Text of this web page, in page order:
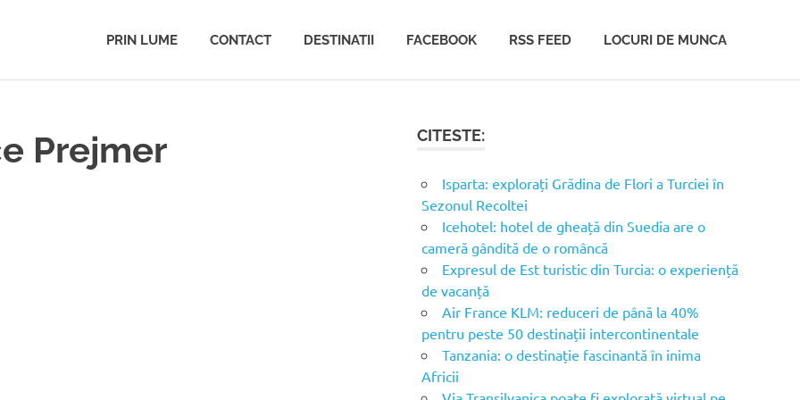
PRIN LUME CONTACT DESTINATII FACEBOOK RSS FEED LOCURI DE MUNCA
Prejmer CITESTE:
Isparta: explorați Grădina de Flori a Turciei în
Sezonul Recoltei
Icehotel: hotel de gheață din Suedia are o
cameră gândită de o româncă
Expresul de Est turistic din Turcia: o experiență
de vacanță
Air France KLM: reduceri de până la 40%
pentru peste 50 destinații intercontinentale
Tanzania: o destinație fascinantă în inima
Africii